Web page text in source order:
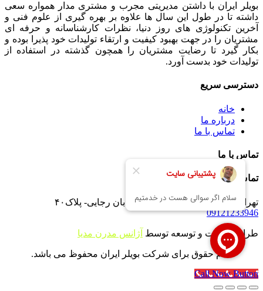
بویلر ایران با داشتن مدیریتی مجرب و مشتری مدار همواره سعی
داشته تا در طول این سال ها علاوه بر بهره گیری از علوم فنی و
آخرین تکنولوژی های روز دنیا، نظرات کارشناسانه و حرفه ای
مشتریان را در جهت بهبود کیفیت و ارتقاء تولیدات خود پذیرا بوده و
بکار گیرد تا رضایت مشتریان را همچون گذشته در استفاده از
تولیدات خود بدست آورد.
دسترسی سریع
خانه
درباره ما
تماس با ما
تماس با ما
تماس با ما
تهران -جاده خاوران -خاتون آباد- خیابان رجایی- پلاک۴۰
09121233946
طراحی سایت و توسعه توسط آژانس مدرن مدیا
تمام حقوق برای شرکت بویلر ایران محفوظ می باشد.
Call Now Button